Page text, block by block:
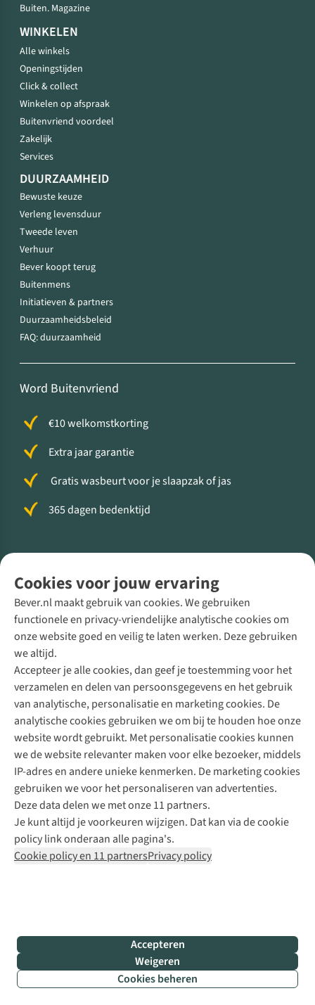
Filter & sorteer
Cookies voor jouw ervaring
Bever.nl maakt gebruik van cookies. We gebruiken
functionele en privacy-vriendelijke analytische cookies om
onze website goed en veilig te laten werken. Deze gebruiken
we altijd.
Accepteer je alle cookies, dan geef je toestemming voor het
verzamelen en delen van persoonsgegevens en het gebruik
van analytische, personalisatie en marketing cookies. De
analytische cookies gebruiken we om bij te houden hoe onze
website wordt gebruikt. Met personalisatie cookies kunnen
we de website relevanter maken voor elke bezoeker, middels
IP-adres en andere unieke kenmerken. De marketing cookies
gebruiken we voor het personaliseren van advertenties.
Deze data delen we met onze 11 partners.
Je kunt altijd je voorkeuren wijzigen. Dat kan via de cookie
policy link onderaan alle pagina's.
Cookie policy en 11 partnersPrivacy policy
Accepteren
Weigeren
Cookies beheren
Buiten. Magazine
WINKELEN
Alle winkels
Openingstijden
Click & collect
Winkelen op afspraak
Buitenvriend voordeel
Zakelijk
Services
DUURZAAMHEID
Bewuste keuze
Verleng levensduur
Tweede leven
Verhuur
Bever koopt terug
Buitenmens
Initiatieven & partners
Duurzaamheidsbeleid
FAQ: duurzaamheid
Word Buitenvriend
€10 welkomstkorting
Extra jaar garantie
Gratis wasbeurt voor je slaapzak of jas
365 dagen bedenktijd
Direct advies van een Buitenexpert
+31 (0)85 888 50 88
+31 6 12 28 49 80
Contactformulier
Bever
B.V.